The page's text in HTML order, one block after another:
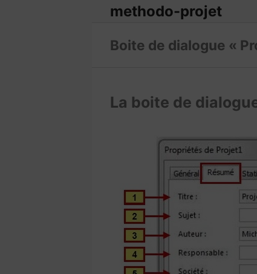
methodo-projet
Boite de dialogue «
La boite de